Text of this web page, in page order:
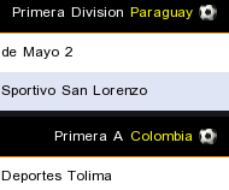
Paraguay
Primera Division
2 de Mayo
Sportivo San Lorenzo
Colombia
Primera A
Deportes Tolima